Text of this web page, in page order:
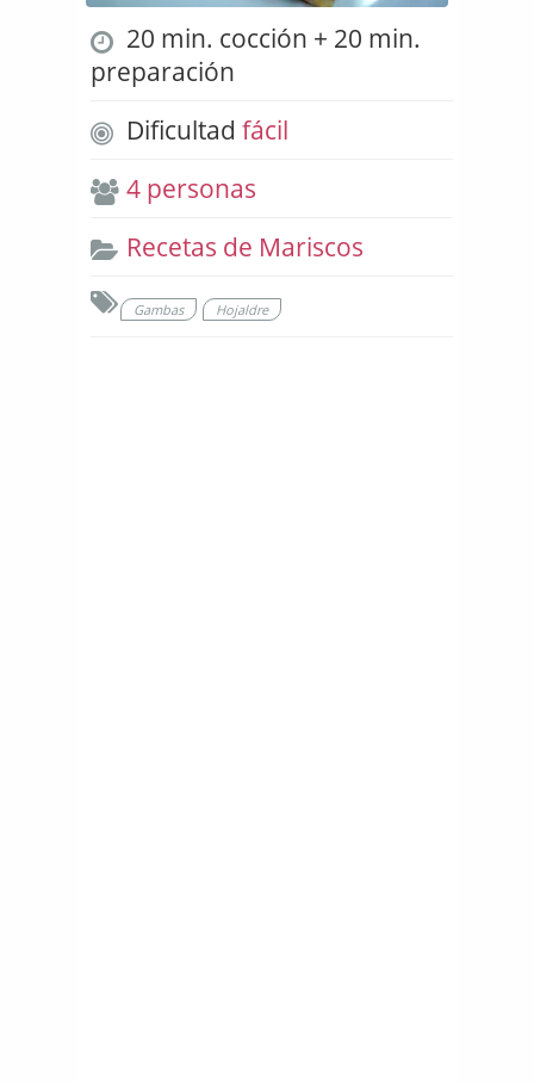
20 min. cocción + 20 min.
preparación
Dificultad fácil
4 personas
Recetas de Mariscos
Gambas Hojaldre